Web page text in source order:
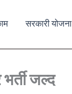
सरकारी योजना
जल्द